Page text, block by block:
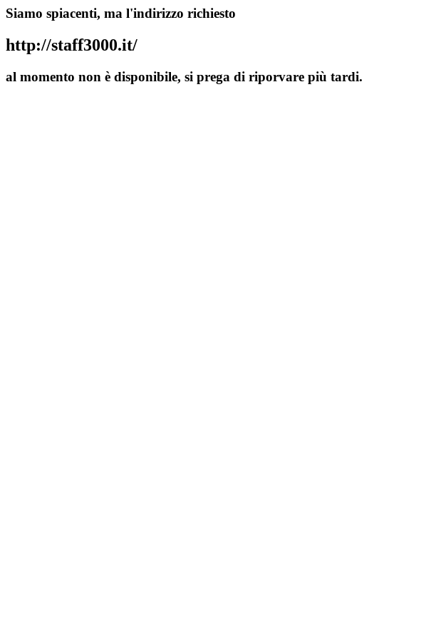
Siamo spiacenti, ma l'indirizzo richiesto
http://staff3000.it/
al momento non è disponibile, si prega di riporvare più tardi.